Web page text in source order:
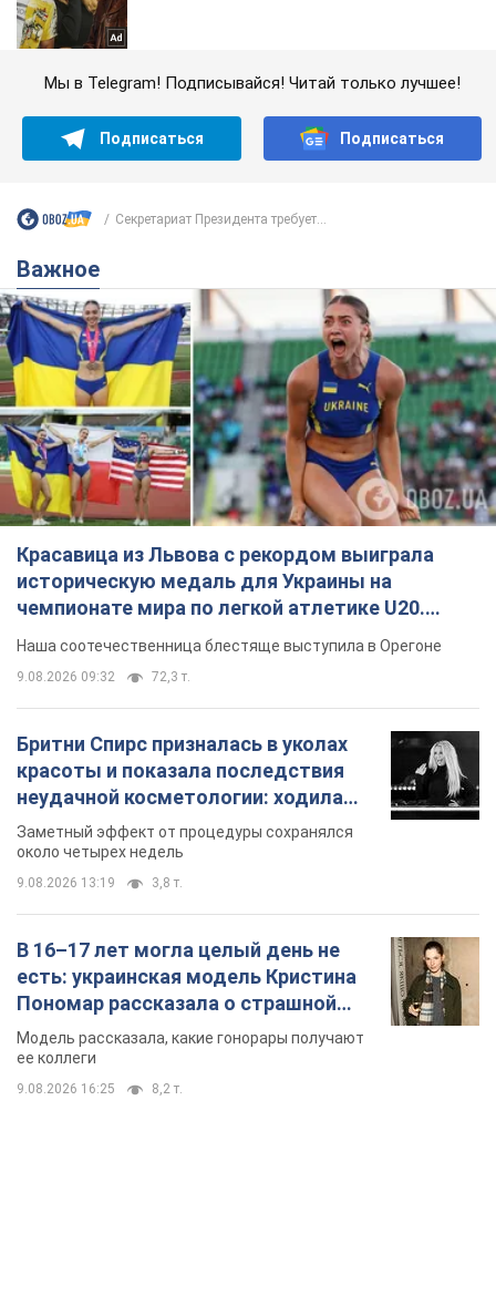
Мы в Telegram! Подписывайся! Читай только лучшее!
Подписаться Подписаться
Секретариат Президента требует...
Важное
Красавица из Львова с рекордом выиграла
историческую медаль для Украины на
чемпионате мира по легкой атлетике U20.
Видео
Наша соотечественница блестяще выступила в Орегоне
9.08.2026 09:32 72,3 т.
Бритни Спирс призналась в уколах
красоты и показала последствия
неудачной косметологии: ходила
так почти месяц
Заметный эффект от процедуры сохранялся
около четырех недель
9.08.2026 13:19 3,8 т.
В 16–17 лет могла целый день не
есть: украинская модель Кристина
Пономар рассказала о страшной
стороне модельной карьеры
Модель рассказала, какие гонорары получают
ее коллеги
9.08.2026 16:25 8,2 т.